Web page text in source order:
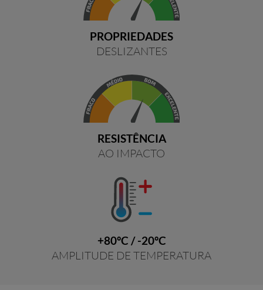
PROPRIEDADES
DESLIZANTES
RESISTÊNCIA
AO IMPACTO
+80ºC / -20ºC
AMPLITUDE DE TEMPERATURA